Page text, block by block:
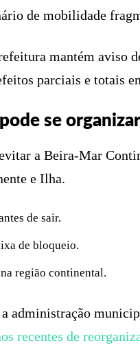
de mobilidade
mantém aviso
parciais e totais
se organizar
a Beira-Mar
e Ilha.
de sair.
de bloqueio.
região continental.
administração
recentes de